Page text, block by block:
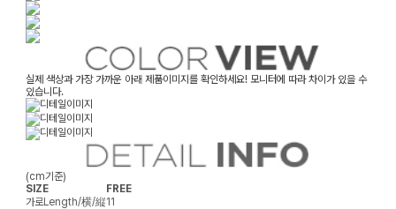
실제 색상과 가장 가까운 아래 제품이미지를 확인하세요! 모니터에 따라 차이가 있을 수
있습니다.
(cm기준)
SIZE
FREE
가로Length/横/縦11